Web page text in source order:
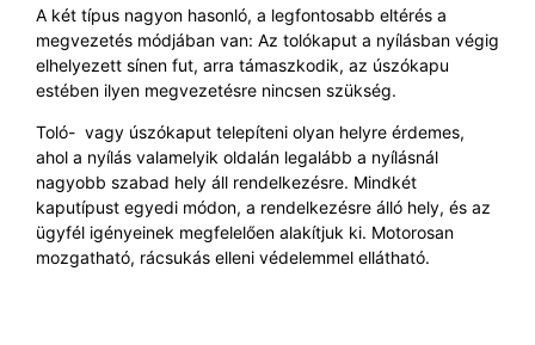
A két típus nagyon hasonló, a legfontosabb eltérés a
megvezetés módjában van: Az tolókaput a nyílásban végig
elhelyezett sínen fut, arra támaszkodik, az úszókapu
estében ilyen megvezetésre nincsen szükség.
Toló- vagy úszókaput telepíteni olyan helyre érdemes,
ahol a nyílás valamelyik oldalán legalább a nyílásnál
nagyobb szabad hely áll rendelkezésre. Mindkét
kaputípust egyedi módon, a rendelkezésre álló hely, és az
ügyfél igényeinek megfelelően alakítjuk ki. Motorosan
mozgatható, rácsukás elleni védelemmel ellátható.